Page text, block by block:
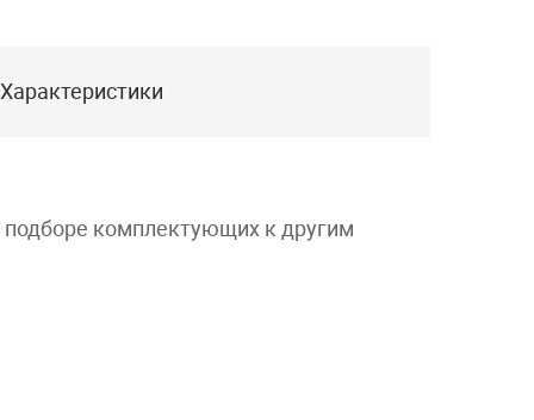
Характеристики
комплектующих к другим